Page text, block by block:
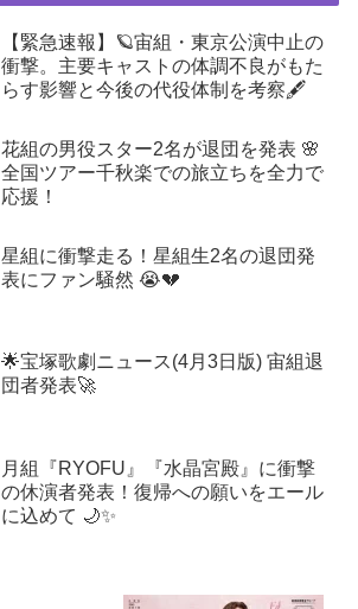
【緊急速報】🪐宙組・東京公演中止の
衝撃。主要キャストの体調不良がもた
らす影響と今後の代役体制を考察🖋️
花組の男役スター2名が退団を発表 🌸
全国ツアー千秋楽での旅立ちを全力で
応援！
星組に衝撃走る！星組生2名の退団発
表にファン騒然 😭💔
🌟宝塚歌劇ニュース(4月3日版) 宙組退
団者発表🚀
月組『RYOFU』『水晶宮殿』に衝撃
の休演者発表！復帰への願いをエール
に込めて 🌙✨